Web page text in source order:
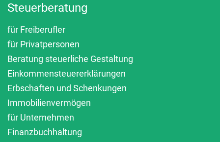
Steuerberatung
für Freiberufler
für Privatpersonen
Beratung steuerliche Gestaltung
Einkommensteuererklärungen
Erbschaften und Schenkungen
Immobilienvermögen
für Unternehmen
Finanzbuchhaltung